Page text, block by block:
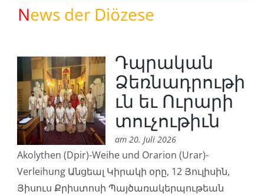
News der Diözese
Դպրական
Ձեռնադրութի
ւն եւ Ուրարի
տուչութիւն
am 20. Juli 2026
Akolythen (Dpir)-Weihe und Orarion (Urar)-
Verleihung Անցեալ Կիրակի օրը, 12 Յուլիսին,
Յիսուս Քրիստոսի Պայծառակերպութեան